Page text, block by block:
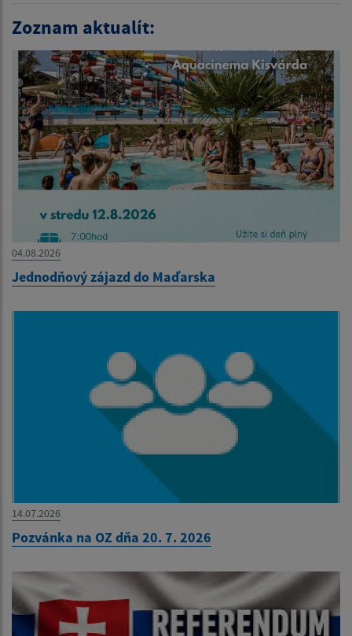
Zoznam aktualít:
04.08.2026
Jednodňový zájazd do Maďarska
14.07.2026
Pozvánka na OZ dňa 20. 7. 2026